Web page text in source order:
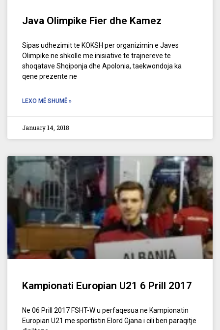
Java Olimpike Fier dhe Kamez
Sipas udhezimit te KOKSH per organizimin e Javes
Olimpike ne shkolle me inisiative te trajnereve te
shoqatave Shqiponja dhe Apolonia, taekwondoja ka
qene prezente ne
LEXO MË SHUMË »
January 14, 2018
Kampionati Europian U21 6 Prill 2017
Ne 06 Prill 2017 FSHT-W u perfaqesua ne Kampionatin
Europian U21 me sportistin Elord Gjana i cili beri paraqitje